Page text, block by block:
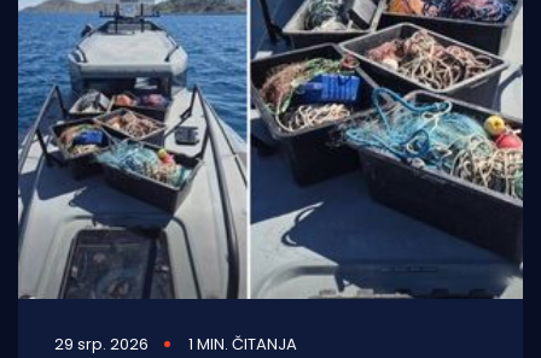
29 srp. 2026 1 MIN. ČITANJA